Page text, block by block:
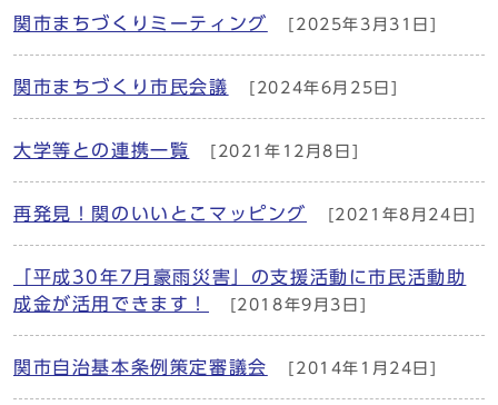
関市まちづくりミーティング [2025年3月31日]
関市まちづくり市民会議 [2024年6月25日]
大学等との連携一覧 [2021年12月8日]
再発見！関のいいとこマッピング [2021年8月24日]
「平成30年7月豪雨災害」の支援活動に市民活動助
成金が活用できます！
[2018年9月3日]
関市自治基本条例策定審議会 [2014年1月24日]